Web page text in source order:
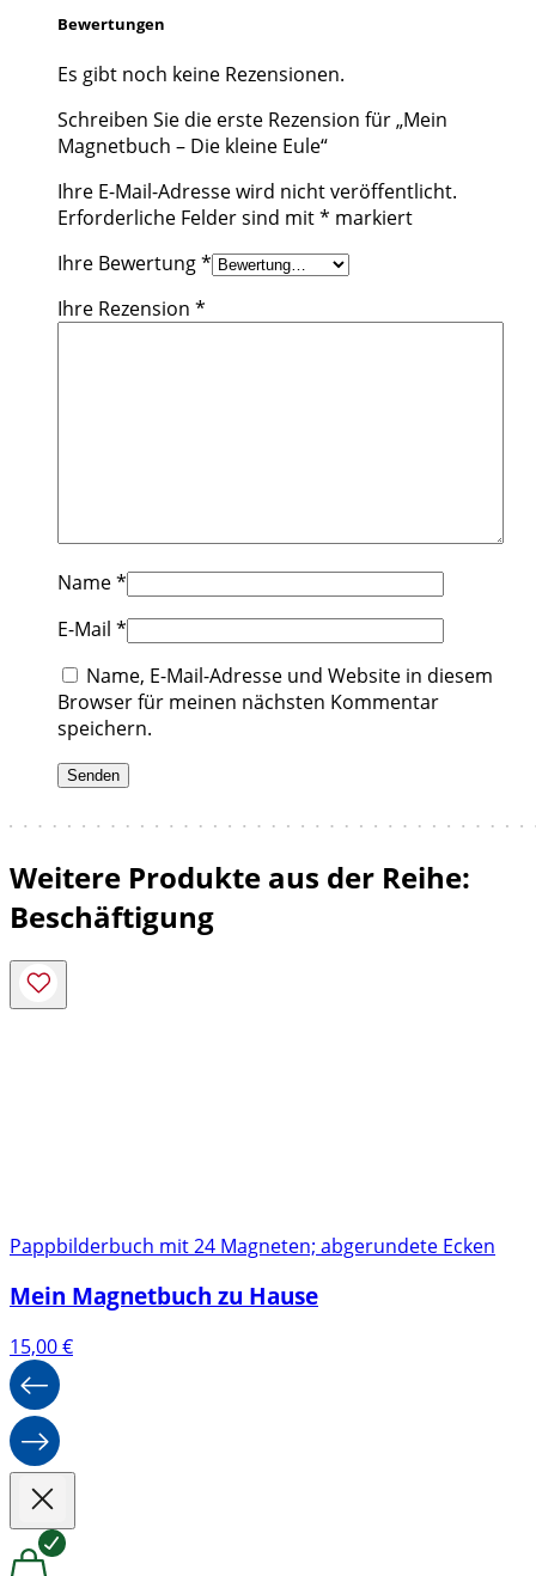
Bewertungen
Es gibt noch keine Rezensionen.
Schreiben Sie die erste Rezension für „Mein
Magnetbuch – Die kleine Eule“
Ihre E-Mail-Adresse wird nicht veröffentlicht.
Erforderliche Felder sind mit* markiert
Ihre Bewertung*
Ihre Rezension *
Name*
E-Mail *
Name, E-Mail-Adresse und Website in diesem
Browser für meinen nächsten Kommentar
speichern.
Weitere Produkte aus der Reihe:
Beschäftigung
Pappbilderbuch mit 24 Magneten; abgerundete Ecken
Mein Magnetbuch zu Hause
15,00€